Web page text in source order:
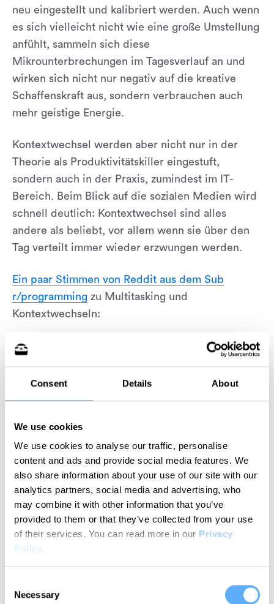
Consent Details About
We use cookies
We use cookies to analyse our traffic, personalise
content and ads and provide social media features. We
also share information about your use of our site with our
analytics partners, social media and advertising, who
may combine it with other information that you’ve
provided to them or that they’ve collected from your use
of their services. You can read more in our Privacy
Policy.
Selection
Necessary
neu eingestellt und kalibriert werden. Auch wenn
es sich vielleicht nicht wie eine große Umstellung
anfühlt, sammeln sich diese
Mikrounterbrechungen im Tagesverlauf an und
wirken sich nicht nur negativ auf die kreative
Schaffenskraft aus, sondern verbrauchen auch
mehr geistige Energie.
Kontextwechsel werden aber nicht nur in der
Theorie als Produktivitätskiller eingestuft,
sondern auch in der Praxis, zumindest im IT-
Bereich. Beim Blick auf die sozialen Medien wird
schnell deutlich: Kontextwechsel sind alles
andere als beliebt, vor allem wenn sie über den
Tag verteilt immer wieder erzwungen werden.
Ein paar Stimmen von Reddit aus dem Sub
r/programming zu Multitasking und
Kontextwechseln: